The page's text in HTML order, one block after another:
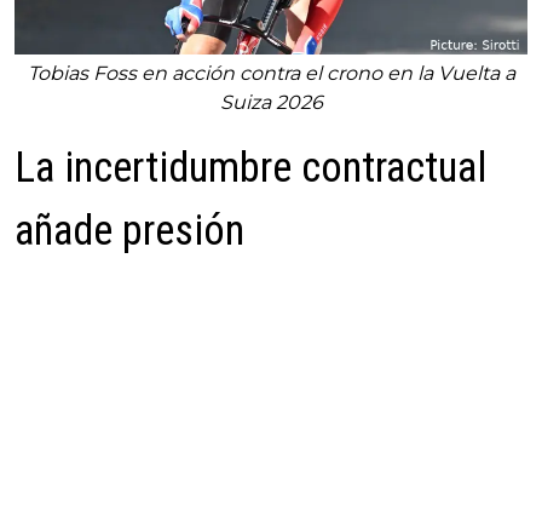
Tobias Foss en acción contra el crono en la Vuelta a
Suiza 2026
La incertidumbre contractual
añade presión